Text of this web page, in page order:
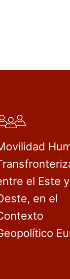
el Este
en el